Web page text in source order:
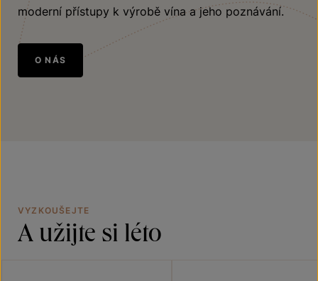
moderní přístupy k výrobě vína a jeho poznávání.
O NÁS
VYZKOUŠEJTE
A užijte si léto